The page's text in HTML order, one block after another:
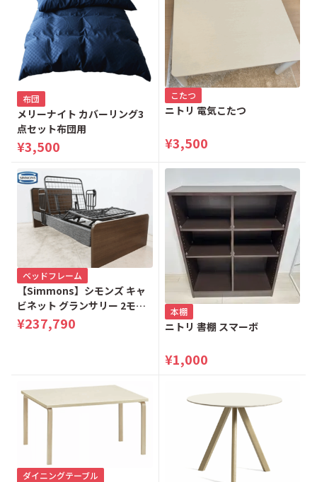
布団
メリーナイト カバーリング3
点セット布団用
¥3,500
こたつ
ニトリ 電気こたつ
¥3,500
ベッドフレーム
【Simmons】シモンズ キャ
ビネット グランサリー 2モー
ター 電動リクライニングベッ
ド シングルベッド
¥237,790
本棚
ニトリ 書棚 スマーボ
¥1,000
ダイニングテーブル